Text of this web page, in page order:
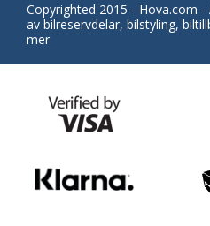
Copyrighted 2015 - Hova.com
av bilreservdelar, bilstyling,
mer